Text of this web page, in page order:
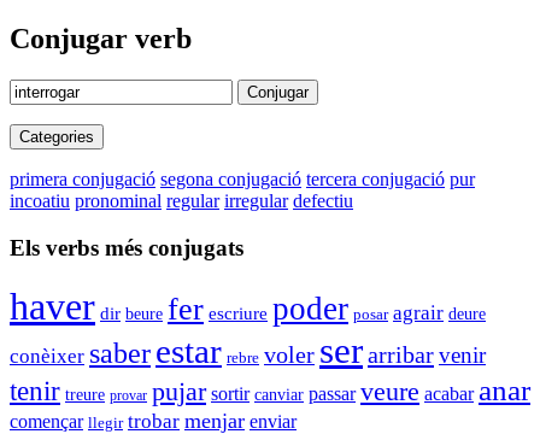
Conjugar verb
Conjugar
Categories
primera conjugació segona conjugació tercera conjugació pur
incoatiu pronominal regular irregular defectiu
Els verbs més conjugats
haver dir beure fer escriure poder posar agrair deure
conèixer saberestar rebre voler serarribarvenir
tenir treure provar pujar sortir canviar passar veure acabar anar
començar llegir trobar menjar enviar